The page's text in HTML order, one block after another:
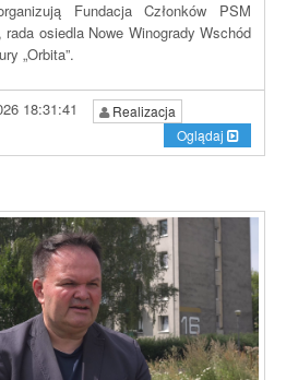
Fundacja Członków PSM
rada osiedla Nowe Winogrady Wschód
„Orbita”.
18:31:41
Realizacja
Oglądaj